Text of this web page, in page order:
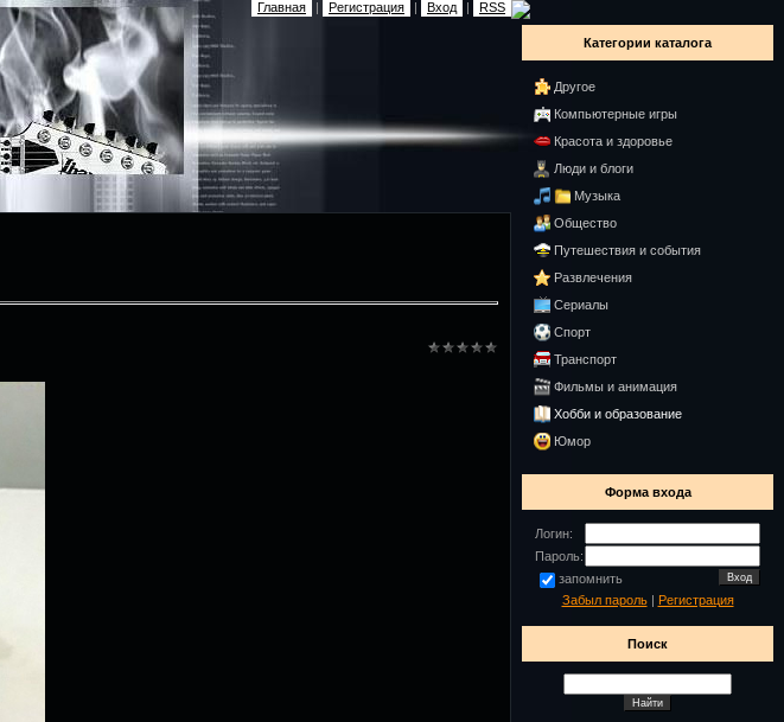
Главная | Регистрация | Вход | RSS
Категории каталога
Другое
Компьютерные игры
Красота и здоровье
Люди и блоги
Музыка
Общество
Путешествия и события
Развлечения
Сериалы
Спорт
Транспорт
Фильмы и анимация
Хобби и образование
Юмор
Форма входа
Логин:
Пароль:
запомнить
Забыл пароль| Регистрация
Поиск